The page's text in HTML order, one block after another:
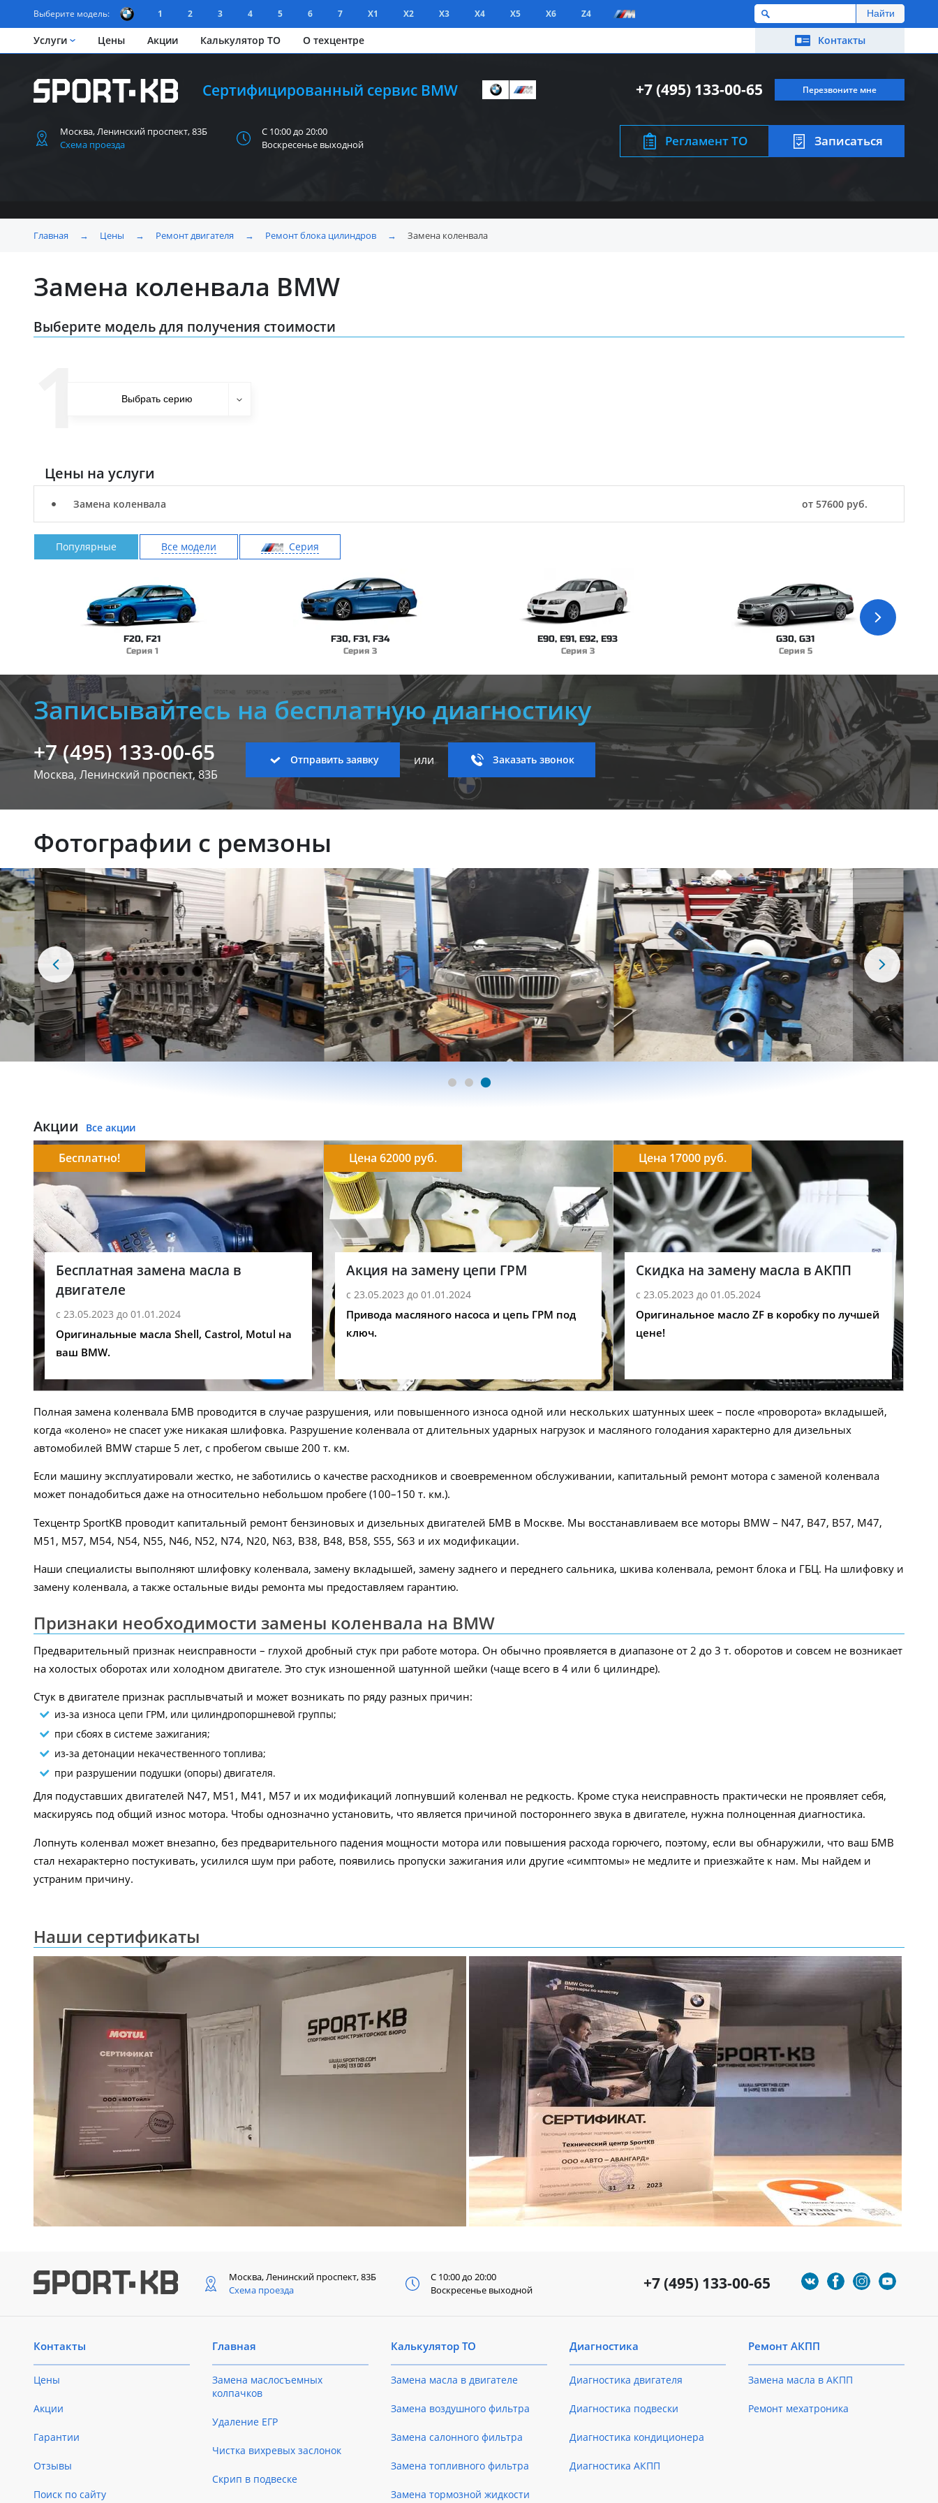
Выберите модель: 1 2 3 4 5 6 7 X1 X2 X3 X4 X5 X6 Z4
Услуги Цены Акции Калькулятор ТО О техцентре Контакты
Сертифицированный сервис BMW Перезвоните мне
+7 (495) 133-00-65
Москва, Ленинский проспект, 83Б
Схема проезда
С 10:00 до 20:00
Воскресенье выходной
Регламент ТО Записаться
Главная → Цены → Ремонт двигателя → Ремонт блока цилиндров → Замена коленвала
Замена коленвала BMW
Выберите модель для получения стоимости
Цены на услуги
Замена коленвала от 57600 руб.
Популярные Все модели Cерия
F20, F21
Серия 1
F30, F31, F34
Серия 3
E90, E91, E92, E93
Серия 3
G30, G31
Серия 5
Записывайтесь на бесплатную диагностику
+7 (495) 133-00-65
Москва, Ленинский проспект, 83Б
Отправить заявку или Заказать звонок
Фотографии с ремзоны
Акции Все акции
Бесплатная замена масла в
двигателе
с 23.05.2023 до 01.01.2024
Бесплатно!
Оригинальные масла Shell, Castrol, Motul на
ваш BMW.
Акция на замену цепи ГРМ
с 23.05.2023 до 01.01.2024
Цена 62000 руб.
Привода масляного насоса и цепь ГРМ под
ключ.
Скидка на замену масла в АКПП
с 23.05.2023 до 01.05.2024
Цена 17000 руб.
Оригинальное масло ZF в коробку по лучшей
цене!
Полная замена коленвала БМВ проводится в случае разрушения, или повышенного износа одной или нескольких шатунных шеек – после «проворота» вкладышей,
когда «колено» не спасет уже никакая шлифовка. Разрушение коленвала от длительных ударных нагрузок и масляного голодания характерно для дизельных
автомобилей BMW старше 5 лет, с пробегом свыше 200 т. км.
Если машину эксплуатировали жестко, не заботились о качестве расходников и своевременном обслуживании, капитальный ремонт мотора с заменой коленвала
может понадобиться даже на относительно небольшом пробеге (100–150 т. км.).
Техцентр SportKB проводит капитальный ремонт бензиновых и дизельных двигателей БМВ в Москве. Мы восстанавливаем все моторы BMW – N47, B47, B57, M47,
M51, M57, M54, N54, N55, N46, N52, N74, N20, N63, B38, B48, B58, S55, S63 и их модификации.
Наши специалисты выполняют шлифовку коленвала, замену вкладышей, замену заднего и переднего сальника, шкива коленвала, ремонт блока и ГБЦ. На шлифовку и
замену коленвала, а также остальные виды ремонта мы предоставляем гарантию.
Признаки необходимости замены коленвала на BMW
Предварительный признак неисправности – глухой дробный стук при работе мотора. Он обычно проявляется в диапазоне от 2 до 3 т. оборотов и совсем не возникает
на холостых оборотах или холодном двигателе. Это стук изношенной шатунной шейки (чаще всего в 4 или 6 цилиндре).
Стук в двигателе признак расплывчатый и может возникать по ряду разных причин:
из-за износа цепи ГРМ, или цилиндропоршневой группы;
при сбоях в системе зажигания;
из-за детонации некачественного топлива;
при разрушении подушки (опоры) двигателя.
Для подуставших двигателей N47, M51, M41, M57 и их модификаций лопнувший коленвал не редкость. Кроме стука неисправность практически не проявляет себя,
маскируясь под общий износ мотора. Чтобы однозначно установить, что является причиной постороннего звука в двигателе, нужна полноценная диагностика.
Лопнуть коленвал может внезапно, без предварительного падения мощности мотора или повышения расхода горючего, поэтому, если вы обнаружили, что ваш БМВ
стал нехарактерно постукивать, усилился шум при работе, появились пропуски зажигания или другие «симптомы» не медлите и приезжайте к нам. Мы найдем и
устраним причину.
Наши сертификаты
+7 (495) 133-00-65
Москва, Ленинский проспект, 83Б
Схема проезда
С 10:00 до 20:00
Воскресенье выходной
Контакты
Цены
Акции
Гарантии
Отзывы
Поиск по сайту
Главная
Замена маслосъемных
колпачков
Удаление ЕГР
Чистка вихревых заслонок
Скрип в подвеске
Калькулятор ТО
Замена масла в двигателе
Замена воздушного фильтра
Замена салонного фильтра
Замена топливного фильтра
Замена тормозной жидкости
Диагностика
Диагностика двигателя
Диагностика подвески
Диагностика кондиционера
Диагностика АКПП
Ремонт АКПП
Замена масла в АКПП
Ремонт мехатроника